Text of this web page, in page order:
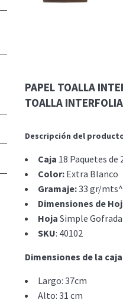
PAPEL TOALLA
TOALLA
Descripción del
Caja 18 Paquetes de
Color: Extra Blanco
Gramaje:33 gr/
Dimensiones de
Hoja Simple Gofrada
SKU: 40102
Dimensiones de la
Largo: 37cm
Alto: 31 cm